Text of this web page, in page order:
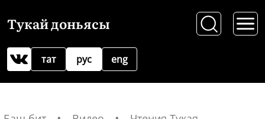
Тукай доньясы
рус
тат eng